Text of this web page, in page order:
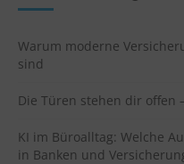
Warum moderne
sind
Die Türen stehen dir offen
KI im Büroalltag: Welche
in Banken und